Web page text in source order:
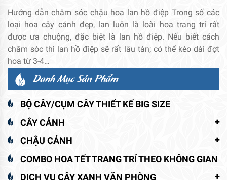
Hướng dẫn chăm sóc chậu hoa lan hồ điệp Trong số các
loại hoa cây cảnh đẹp, lan luôn là loài hoa trang trí rất
được ưa chuộng, đặc biệt là lan hồ điệp. Nếu biết cách
chăm sóc thì lan hồ điệp sẽ rất lâu tàn; có thể kéo dài đợt
hoa từ 3-4…
Danh Mục Sản Phẩm
BỘ CÂY/CỤM CÂY THIẾT KẾ BIG SIZE
CÂY CẢNH
CHẬU CẢNH
COMBO HOA TẾT TRANG TRÍ THEO KHÔNG GIAN
DỊCH VỤ CÂY XANH VĂN PHÒNG